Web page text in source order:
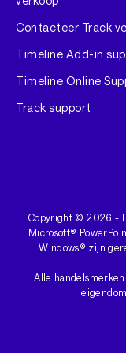
Contacteer Track
Timeline Add-in
Timeline Online
Track support
Copyright ©2026 -
Microsoft®
Windows® zijn
Alle